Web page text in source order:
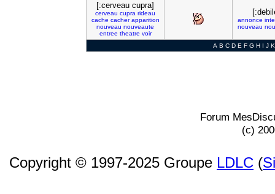
[:cerveau cupra]
cerveau cupra rideau
cache cacher apparition
nouveau nouveaute
entree theatre voir
annonce
nouveau
A B C D E F G H I J K
Forum
(c)
Copyright © 1997-2025 Groupe LDLC (